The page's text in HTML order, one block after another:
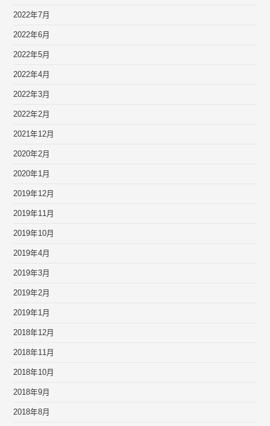
2022年7月
2022年6月
2022年5月
2022年4月
2022年3月
2022年2月
2021年12月
2020年2月
2020年1月
2019年12月
2019年11月
2019年10月
2019年4月
2019年3月
2019年2月
2019年1月
2018年12月
2018年11月
2018年10月
2018年9月
2018年8月